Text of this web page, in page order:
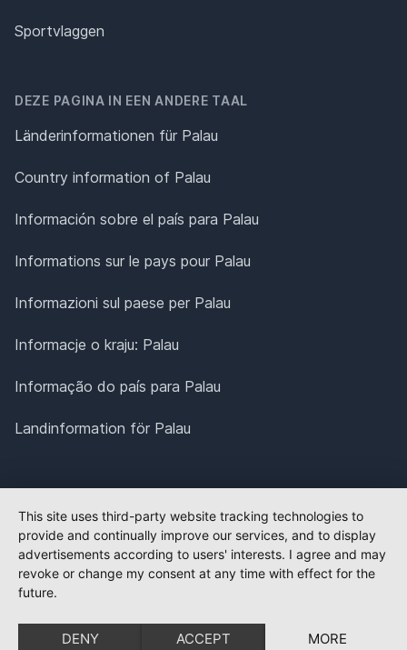
Sportvlaggen
DEZE PAGINA IN EEN ANDERE TAAL
Länderinformationen für Palau
Country information of Palau
Información sobre el país para Palau
Informations sur le pays pour Palau
Informazioni sul paese per Palau
Informacje o kraju: Palau
Informação do país para Palau
Landinformation för Palau
This site uses third-party website tracking technologies to
provide and continually improve our services, and to display
advertisements according to users' interests. I agree and may
revoke or change my consent at any time with effect for the
future.
DENY ACCEPT MORE